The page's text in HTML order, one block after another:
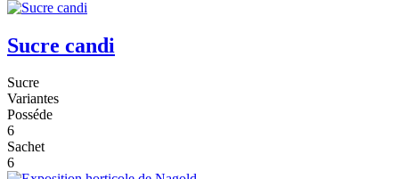
Sucre candi
Sucre
Variantes
Posséde
6
Sachet
6